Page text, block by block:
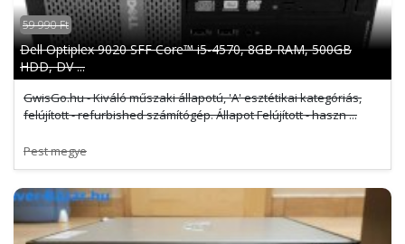
59 990 Ft
Dell Optiplex 9020 SFF Core™ i5-4570, 8GB RAM, 500GB
HDD, DV ...
GwisGo.hu - Kiváló műszaki állapotú, 'A' esztétikai kategóriás,
felújított - refurbished számítógép. Állapot Felújított - haszn ...
Pest megye